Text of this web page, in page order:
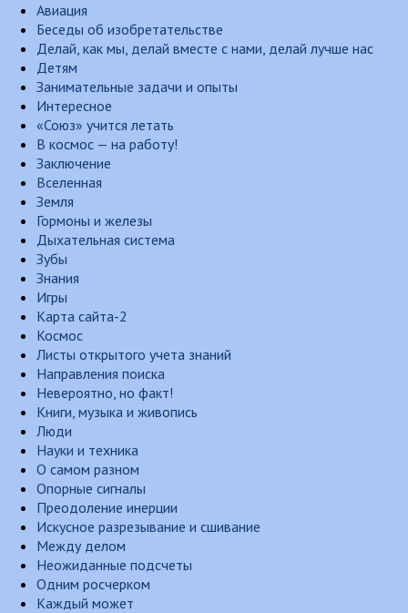
Авиация
Беседы об изобретательстве
Делай, как мы, делай вместе с нами, делай лучше нас
Детям
Занимательные задачи и опыты
Интересное
«Союз» учится летать
В космос — на работу!
Заключение
Вселенная
Земля
Гормоны и железы
Дыхательная система
Зубы
Знания
Игры
Карта сайта-2
Космос
Листы открытого учета знаний
Направления поиска
Невероятно, но факт!
Книги, музыка и живопись
Люди
Науки и техника
О самом разном
Опорные сигналы
Преодоление инерции
Искусное разрезывание и сшивание
Между делом
Неожиданные подсчеты
Одним росчерком
Каждый может